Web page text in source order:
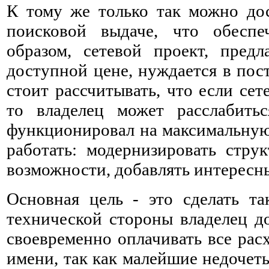
К тому же только так можно
поисковой выдаче, что
образом, сетевой проект,
доступной цене, нуждается в
стоит рассчитывать, что если
то владелец может
функционировал на
работать: модернизировать
возможности, добавлять
Основная цель - это сделать
технической стороны владелец
своевременно оплачивать все
имени, так как малейшие